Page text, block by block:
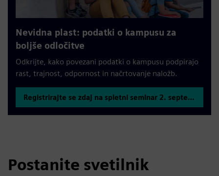
Nevidna plast: podatki o kampusu za
boljše odločitve
Odkrijte, kako povezani podatki o kampusu podpirajo
rast, trajnost, odpornost in načrtovanje naložb.
Registrirajte se zdaj na spletni seminar 2. septembra.
Postanite svetilnik